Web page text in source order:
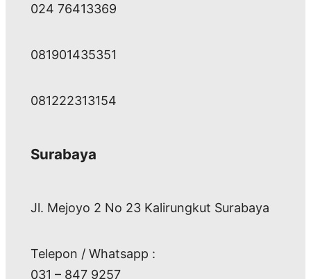
024 76413369
081901435351
081222313154
Surabaya
Jl. Mejoyo 2 No 23 Kalirungkut Surabaya
Telepon / Whatsapp :
031 – 847 9257